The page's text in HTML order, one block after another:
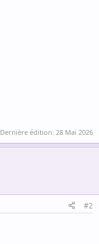
Dernière édition: 28 Mai 2026
#2